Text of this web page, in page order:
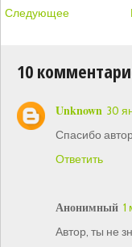
Следующее
10
Unknown 30
Спасибо
Ответить
Анонимный 1
Автор, ты не